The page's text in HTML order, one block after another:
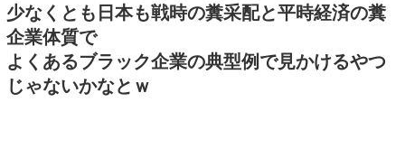
少なくとも日本も戦時の糞采配と平時経済の糞
企業体質で
よくあるブラック企業の典型例で見かけるやつ
じゃないかなとｗ